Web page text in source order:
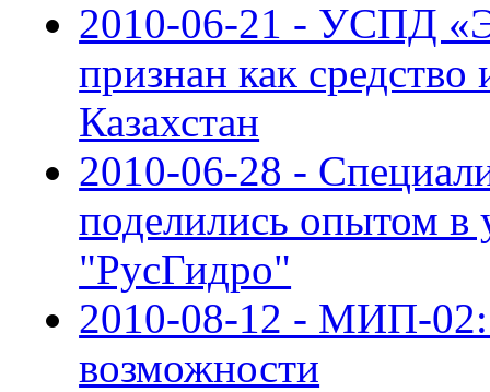
2010-06-21 - УСПД
признан как
Казахстан
2010-06-28 -
поделились опытом
"РусГидро"
2010-08-12 - МИП-02:
возможности